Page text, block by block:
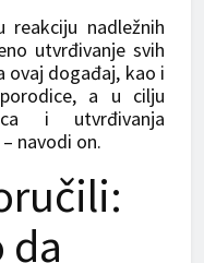
reakciju nadležnih
utvrđivanje svih
ovaj događaj, kao i
a u cilju
i utvrđivanja
navodi on.
da